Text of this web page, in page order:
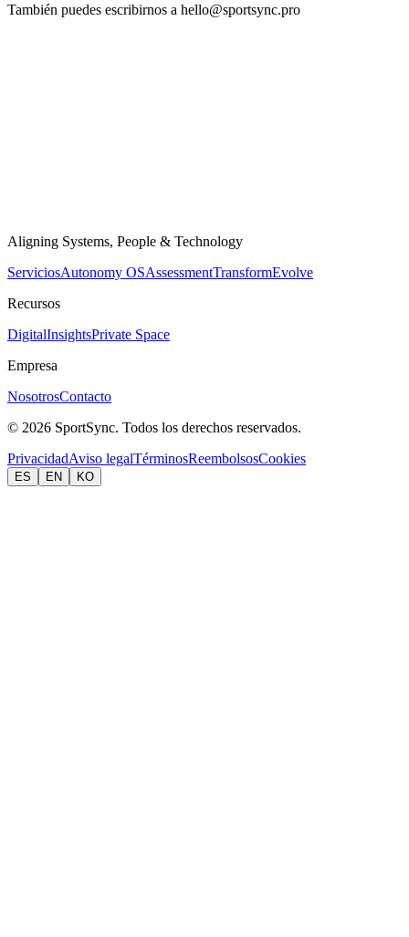
También puedes escribirnos a hello@sportsync.pro
Aligning Systems, People & Technology
ServiciosAutonomy OSAssessmentTransformEvolve
Recursos
DigitalInsightsPrivate Space
Empresa
NosotrosContacto
© 2026 SportSync. Todos los derechos reservados.
PrivacidadAviso legalTérminosReembolsosCookies
ES EN KO